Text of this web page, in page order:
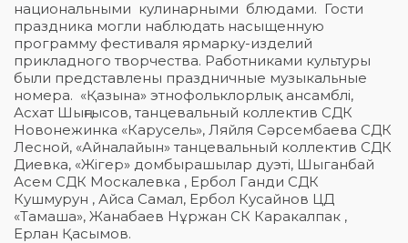
национальными кулинарными блюдами. Гости
праздника могли наблюдать насыщенную
программу фестиваля ярмарку-изделий
прикладного творчества. Работниками культуры
были представлены праздничные музыкальные
номера. «Қазына» этнофольклорлық ансамблі,
Асхат Шыңғысов, танцевальный коллектив СДК
Новонежинка «Карусель», Ляйля Сәрсембаева СДК
Лесной, «Айналайын» танцевальный коллектив СДК
Диевка, «Жігер» домбырашылар дуэті, Шыганбай
Асем СДК Москалевка , Ербол Ганди СДК
Кушмурун , Айса Самал, Ербол Кусайнов ЦД
«Тамаша», Жанабаев Нұржан СК Каракалпак ,
Ерлан Қасымов.